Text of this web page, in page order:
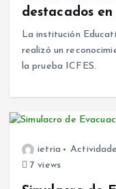
destacados en
La institución
realizó un
la prueba ICFES.
ietria
7 views